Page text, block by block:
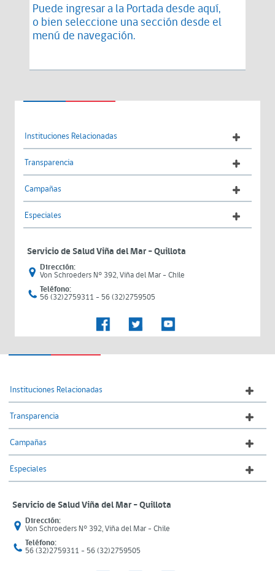
Puede ingresar a la Portada desde aquí,
o bien seleccione una sección desde el
menú de navegación.
Instituciones Relacionadas
Transparencia
Campañas
Especiales
Servicio de Salud Viña del Mar – Quillota
Dirección:
Von Schroeders N° 392, Viña del Mar - Chile
Teléfono:
56 (32)2759311 - 56 (32)2759505
Instituciones Relacionadas
Transparencia
Campañas
Especiales
Servicio de Salud Viña del Mar – Quillota
Dirección:
Von Schroeders N° 392, Viña del Mar - Chile
Teléfono:
56 (32)2759311 - 56 (32)2759505